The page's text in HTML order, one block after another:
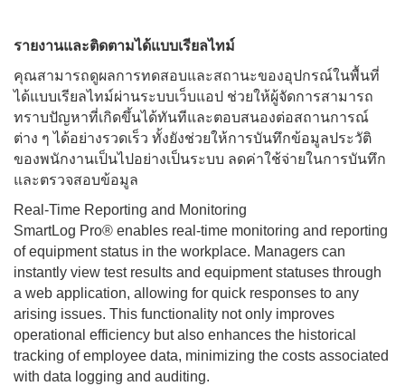
รายงานและติดตามได้แบบเรียลไทม์
คุณสามารถดูผลการทดสอบและสถานะของอุปกรณ์ในพื้นที่
ได้แบบเรียลไทม์ผ่านระบบเว็บแอป ช่วยให้ผู้จัดการสามารถ
ทราบปัญหาที่เกิดขึ้นได้ทันทีและตอบสนองต่อสถานการณ์
ต่าง ๆ ได้อย่างรวดเร็ว ทั้งยังช่วยให้การบันทึกข้อมูลประวัติ
ของพนักงานเป็นไปอย่างเป็นระบบ ลดค่าใช้จ่ายในการบันทึก
และตรวจสอบข้อมูล
Real-Time Reporting and Monitoring
SmartLog Pro® enables real-time monitoring and reporting
of equipment status in the workplace. Managers can
instantly view test results and equipment statuses through
a web application, allowing for quick responses to any
arising issues. This functionality not only improves
operational efficiency but also enhances the historical
tracking of employee data, minimizing the costs associated
with data logging and auditing.